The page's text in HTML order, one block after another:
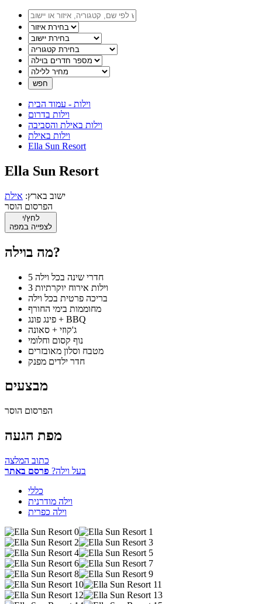
וילות - עמוד הבית
וילות בדרום
וילות באילת והסביבה
וילות באילת
Ella Sun Resort
Ella Sun Resort
ישוב בארץ: אילת
הפרסום הוסר
לחץ/י
לצפייה במפה
מה בוילה?
5 חדרי שינה בכל וילה
3 וילות אירוח יוקרתיות
בריכה פרטית בכל וילה
מחוממות בימי החורף
פינג פונג + BBQ
ג'קוזי + סאונה
נוף קסום וחלומי
מטבח וסלון מאובזרים
חדר ילדים מפנק
מבצעים
הפרסום הוסר
מפת הגעה
כתוב המלצה
בעל וילה? פרסם באתר
כללי
וילה מודרנית
וילה כפרית